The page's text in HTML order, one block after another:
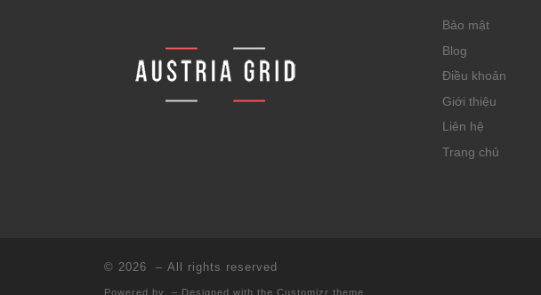
Bảo mật
Blog
Điều khoản
Giới thiệu
Liên hệ
Trang chủ
© 2026 – All rights reserved
Powered by – Designed with the Customizr theme